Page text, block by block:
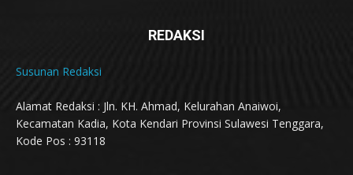
REDAKSI
Susunan Redaksi
Alamat Redaksi : Jln. KH. Ahmad, Kelurahan Anaiwoi,
Kecamatan Kadia, Kota Kendari Provinsi Sulawesi Tenggara,
Kode Pos : 93118